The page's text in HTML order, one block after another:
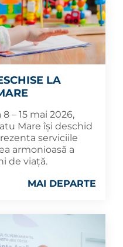
LA
– 15 mai 2026,
Mare își deschid
serviciile
armonioasă a
de viață.
MAI DEPARTE